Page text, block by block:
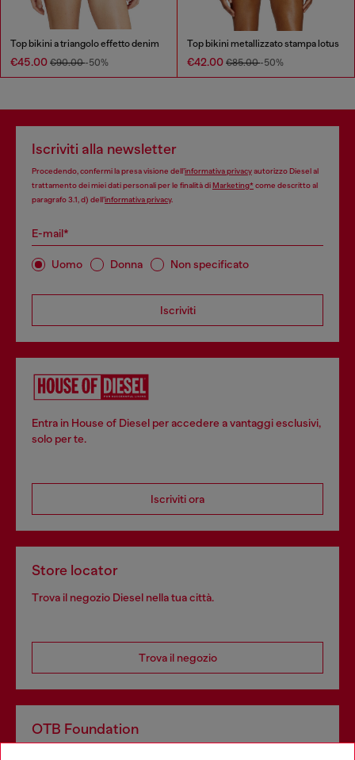
Top bikini a triangolo effetto denim
€45.00 €90.00-50%
Top bikini metallizzato stampa lotus
€42.00 €85.00-50%
Iscriviti alla newsletter
Procedendo, confermi la presa visione dell’informativa privacyautorizzo Diesel al
trattamento dei miei dati personali per le finalità diMarketing*come descritto al
paragrafo 3.1, d) dell’informativa privacy.
E-mail*
Uomo Donna Non specificato
Iscriviti
Entra in House of Diesel per accedere a vantaggi esclusivi,
solo per te.
Iscriviti ora
Store locator
Trova il negozio Diesel nella tua città.
Trova il negozio
OTB Foundation